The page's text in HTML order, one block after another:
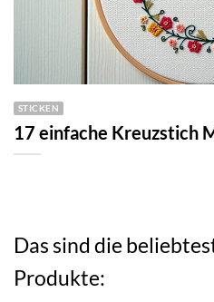
STICKEN
17 einfache Kreuzstich
Das sind die
Produkte: